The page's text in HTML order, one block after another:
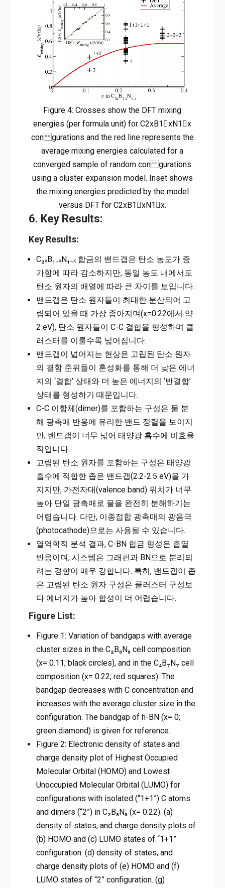
Figure 4: Crosses show the DFT mixing
energies (per formula unit) for C2xB1􀀀xN1􀀀x
con gurations and the red line represents the
average mixing energies calculated for a
converged sample of random con gurations
using a cluster expansion model. Inset shows
the mixing energies predicted by the model
versus DFT for C2xB1􀀀xN1􀀀x.
6. Key Results:
Key Results:
C₂ₓB₁₋ₓN₁₋ₓ 합금의 밴드갭은 탄소 농도가 증
가함에 따라 감소하지만, 동일 농도 내에서도
탄소 원자의 배열에 따라 큰 차이를 보입니다.
밴드갭은 탄소 원자들이 최대한 분산되어 고
립되어 있을 때 가장 좁아지며(x=0.22에서 약
2 eV), 탄소 원자들이 C-C 결합을 형성하며 클
러스터를 이룰수록 넓어집니다.
밴드갭이 넓어지는 현상은 고립된 탄소 원자
의 결함 준위들이 혼성화를 통해 더 낮은 에너
지의 ‘결합’ 상태와 더 높은 에너지의 ‘반결합’
상태를 형성하기 때문입니다.
C-C 이합체(dimer)를 포함하는 구성은 물 분
해 광촉매 반응에 유리한 밴드 정렬을 보이지
만, 밴드갭이 너무 넓어 태양광 흡수에 비효율
적입니다.
고립된 탄소 원자를 포함하는 구성은 태양광
흡수에 적합한 좁은 밴드갭(2.2-2.5 eV)을 가
지지만, 가전자대(valence band) 위치가 너무
높아 단일 광촉매로 물을 완전히 분해하기는
어렵습니다. 다만, 이종접합 광촉매의 광음극
(photocathode)으로는 사용될 수 있습니다.
열역학적 분석 결과, C-BN 합금 형성은 흡열
반응이며, 시스템은 그래핀과 BN으로 분리되
려는 경향이 매우 강합니다. 특히, 밴드갭이 좁
은 고립된 탄소 원자 구성은 클러스터 구성보
다 에너지가 높아 합성이 더 어렵습니다.
Figure List:
Figure 1: Variation of bandgaps with average
cluster sizes in the C₂B₈N₈ cell composition
(x= 0.11; black circles), and in the C₄B₇N₇ cell
composition (x= 0.22; red squares). The
bandgap decreases with C concentration and
increases with the average cluster size in the
configuration. The bandgap of h-BN (x= 0;
green diamond) is given for reference.
Figure 2: Electronic density of states and
charge density plot of Highest Occupied
Molecular Orbital (HOMO) and Lowest
Unoccupied Molecular Orbital (LUMO) for
configurations with isolated (“1+1”) C atoms
and dimers (“2”) in C₂B₈N₈ (x= 0.22). (a)
density of states, and charge density plots of
(b) HOMO and (c) LUMO states of “1+1”
configuration. (d) density of states, and
charge density plots of (e) HOMO and (f)
LUMO states of “2” configuration. (g)